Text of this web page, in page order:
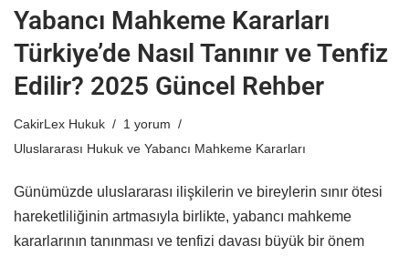
Yabancı Mahkeme Kararları
Türkiye’de Nasıl Tanınır ve Tenfiz
Edilir? 2025 Güncel Rehber
CakirLex Hukuk
1 yorum
Uluslararası Hukuk ve Yabancı Mahkeme Kararları
Günümüzde uluslararası ilişkilerin ve bireylerin sınır ötesi
hareketliliğinin artmasıyla birlikte, yabancı mahkeme
kararlarının tanınması ve tenfizi davası büyük bir önem